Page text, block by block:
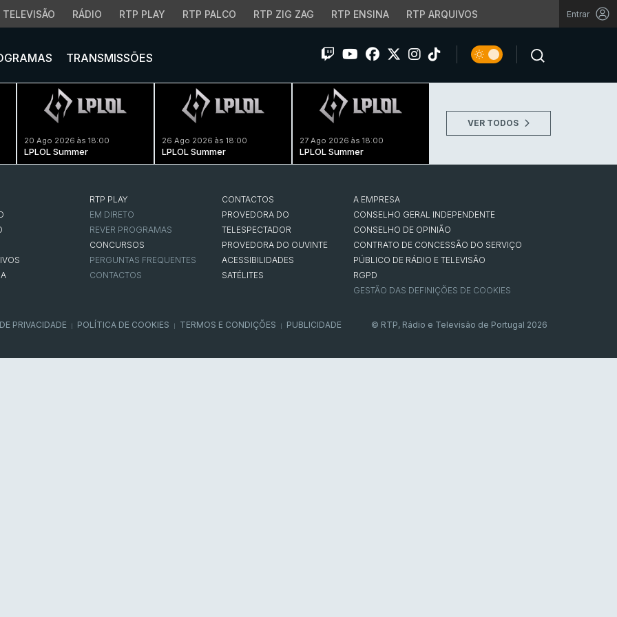
TELEVISÃO RÁDIO RTP PLAY RTP PALCO RTP ZIG ZAG RTP ENSINA RTP ARQUIVOS Entrar
TRANSMISSÕES
20 Ago 2026 às 18:00
LPLOL Summer
26 Ago 2026 às 18:00
LPLOL Summer
27 Ago 2026 às 18:00
LPLOL Summer
VER TODOS
RTP PLAY
EM DIRETO
REVER PROGRAMAS
CONCURSOS
PERGUNTAS FREQUENTES
CONTACTOS
CONTACTOS
PROVEDORA DO
TELESPECTADOR
PROVEDORA DO OUVINTE
ACESSIBILIDADES
SATÉLITES
A EMPRESA
CONSELHO GERAL INDEPENDENTE
CONSELHO DE OPINIÃO
CONTRATO DE CONCESSÃO DO SERVIÇO
PÚBLICO DE RÁDIO E TELEVISÃO
RGPD
GESTÃO DAS DEFINIÇÕES DE COOKIES
PRIVACIDADE POLÍTICA DE COOKIES TERMOS E CONDIÇÕES PUBLICIDADE © RTP, Rádio e Televisão de Portugal 2026